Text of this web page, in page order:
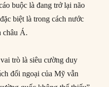
buộc là đang trở lại não
biệt là trong cách nước
châu Á.
trò là siêu cường duy
đối ngoại của Mỹ vẫn